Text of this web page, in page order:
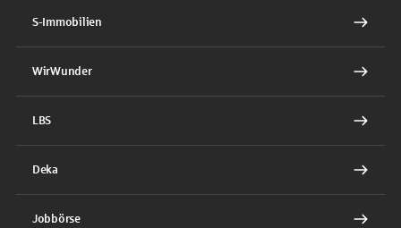
S-Immobilien
WirWunder
LBS
Deka
Jobbörse